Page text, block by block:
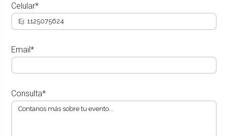
Celular*
Email*
Consulta*